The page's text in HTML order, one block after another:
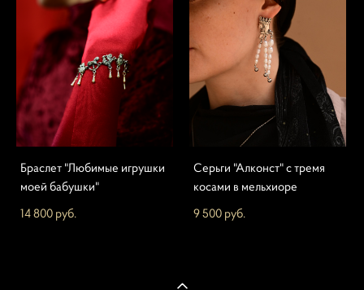
Браслет "Любимые игрушки
моей бабушки"
14 800 pуб.
Серьги "Алконст" с тремя
косами в мельхиоре
9 500 pуб.